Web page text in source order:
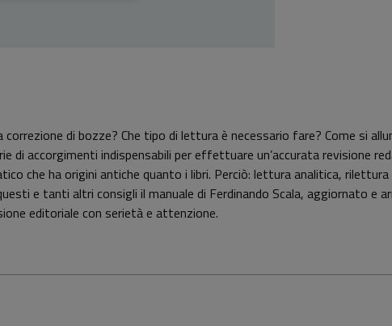
di bozze? Che tipo di lettura è necessario fare? Come si
di accorgimenti indispensabili per effettuare un’accurata revisione
che ha origini antiche quanto i libri. Perciò: lettura analitica,
e tanti altri consigli il manuale di Ferdinando Scala, aggiornato e
editoriale con serietà e attenzione.